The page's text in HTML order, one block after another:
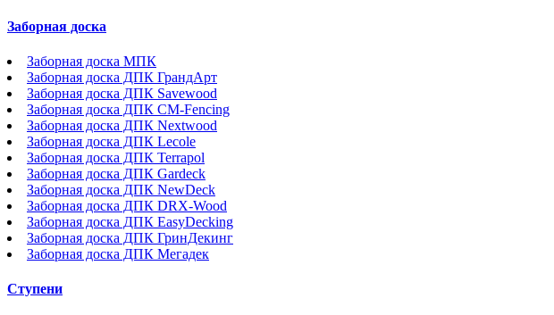
Заборная доска
Заборная доска МПК
Заборная доска ДПК ГрандАрт
Заборная доска ДПК Savewood
Заборная доска ДПК CM-Fencing
Заборная доска ДПК Nextwood
Заборная доска ДПК Lecole
Заборная доска ДПК Terrapol
Заборная доска ДПК Gardeck
Заборная доска ДПК NewDeck
Заборная доска ДПК DRX-Wood
Заборная доска ДПК EasyDecking
Заборная доска ДПК ГринДекинг
Заборная доска ДПК Мегадек
Ступени